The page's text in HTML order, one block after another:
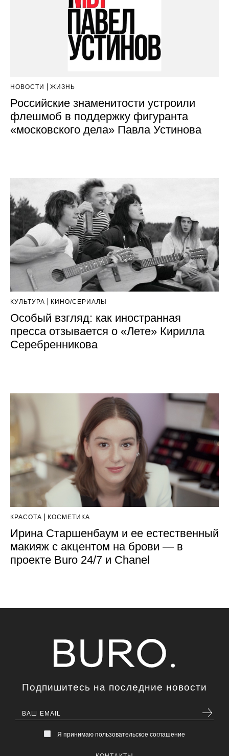
НОВОСТИ ЖИЗНЬ
Российские знаменитости устроили
флешмоб в поддержку фигуранта
«московского дела» Павла Устинова
КУЛЬТУРА КИНО/СЕРИАЛЫ
Особый взгляд: как иностранная
пресса отзывается о «Лете» Кирилла
Серебренникова
КРАСОТА КОСМЕТИКА
Ирина Старшенбаум и ее естественный
макияж с акцентом на брови — в
проекте Buro 24/7 и Chanel
Подпишитесь на последние новости
Я принимаю пользовательское соглашение